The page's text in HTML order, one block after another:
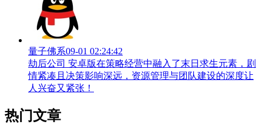
量子佛系09-01 02:24:42
劫后公司 安卓版在策略经营中融入了末日求生元素，剧
情紧凑且决策影响深远，资源管理与团队建设的深度让
人兴奋又紧张！
热门文章